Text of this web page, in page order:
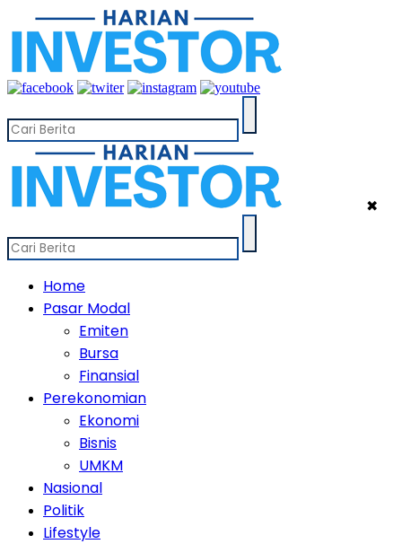
✖
Home
Pasar Modal
Emiten
Bursa
Finansial
Perekonomian
Ekonomi
Bisnis
UMKM
Nasional
Politik
Lifestyle